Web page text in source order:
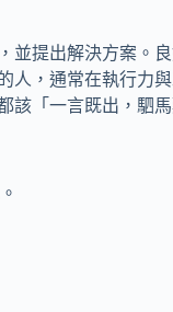
並提出解決方案。
人，通常在執行力
該「一言既出，駟
。